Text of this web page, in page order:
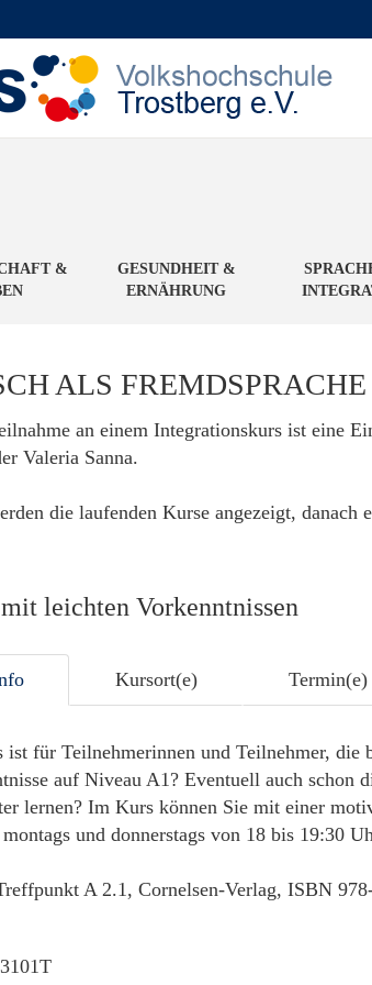
&
GESUNDHEIT &
ERNÄHRUNG
ALS
an einem Integrationskurs ist eine
Valeria Sanna.
die laufenden Kurse angezeigt, danach
leichten Vorkenntnissen
Kursort(e) Termin(e)
ist für Teilnehmerinnen und Teilnehmer, die
auf Niveau A1? Eventuell auch schon
lernen? Im Kurs können Sie mit einer
und donnerstags von 18 bis 19:30
A 2.1, Cornelsen-Verlag, ISBN